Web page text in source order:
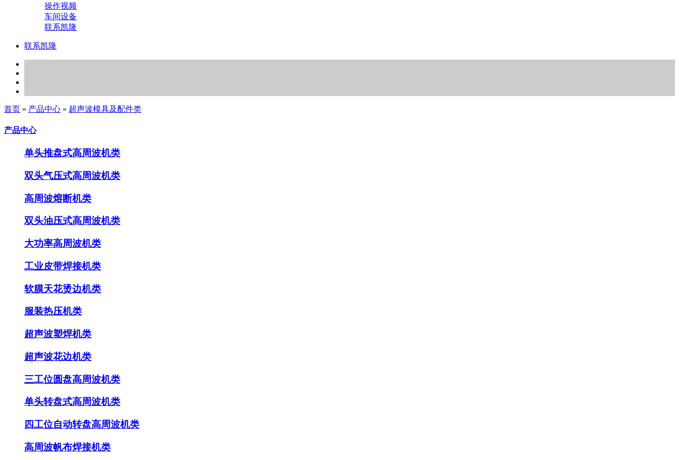
操作视频
车间设备
联系凯隆
联系凯隆
首页 » 产品中心 » 超声波模具及配件类
产品中心
单头推盘式高周波机类
双头气压式高周波机类
高周波熔断机类
双头油压式高周波机类
大功率高周波机类
工业皮带焊接机类
软膜天花烫边机类
服装热压机类
超声波塑焊机类
超声波花边机类
三工位圆盘高周波机类
单头转盘式高周波机类
四工位自动转盘高周波机类
高周波帆布焊接机类